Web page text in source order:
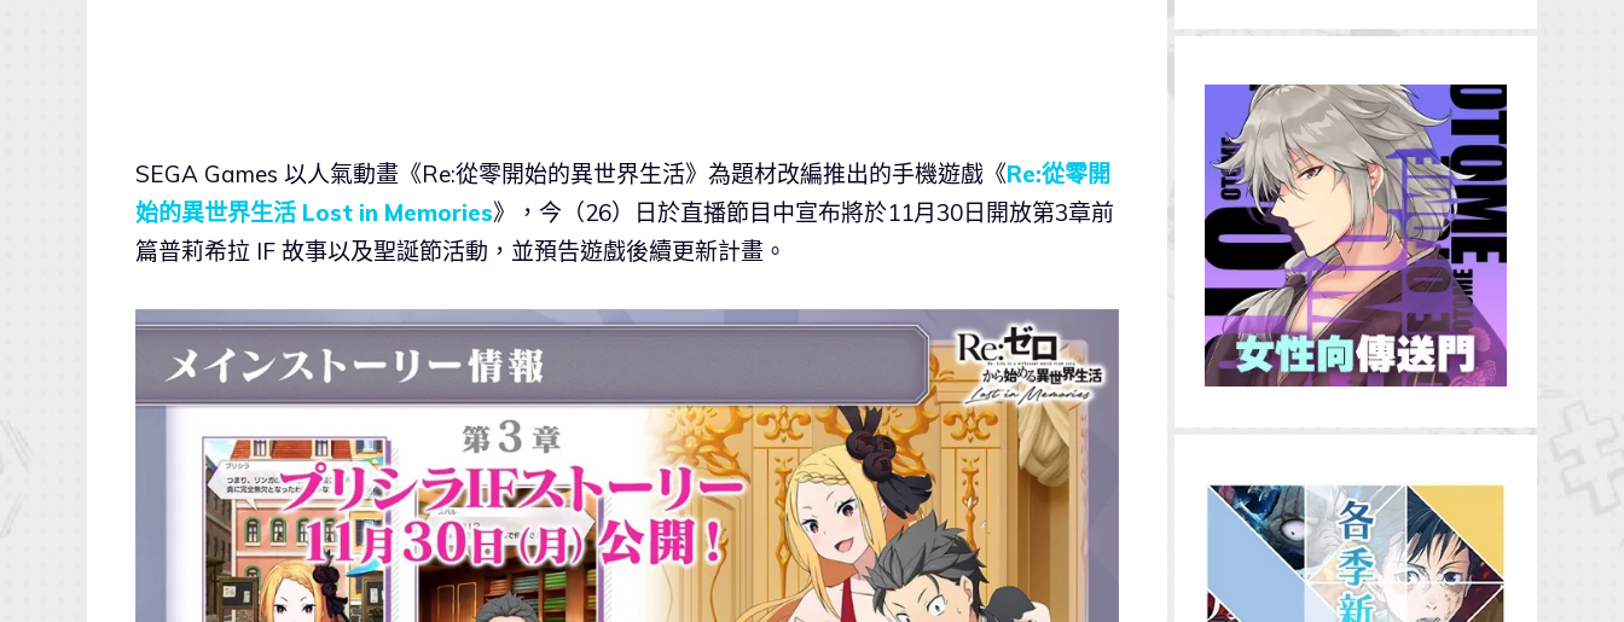
SEGA Games 以人氣動畫《Re:從零開始的異世界生活》為題材改編推出的手機遊戲《Re:從零開
始的異世界生活 Lost in Memories》，今（26）日於直播節目中宣布將於11月30日開放第3章前
篇普莉希拉 IF 故事以及聖誕節活動，並預告遊戲後續更新計畫。